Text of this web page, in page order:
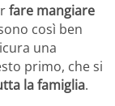
fare mangiare
così ben
una
primo, che si
la famiglia.